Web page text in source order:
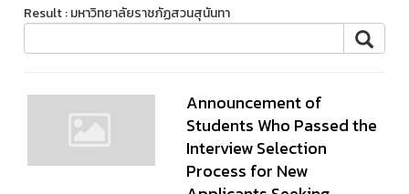
Result : มหาวิทยาลัยราชภัฏสวนสุนันทา
Announcement of
Students Who Passed the
Interview Selection
Process for New